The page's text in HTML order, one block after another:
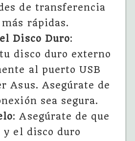
de transferencia
rápidas.
Disco Duro:
disco duro externo
al puerto USB
Asus. Asegúrate de
sea segura.
: Asegúrate de que
el disco duro